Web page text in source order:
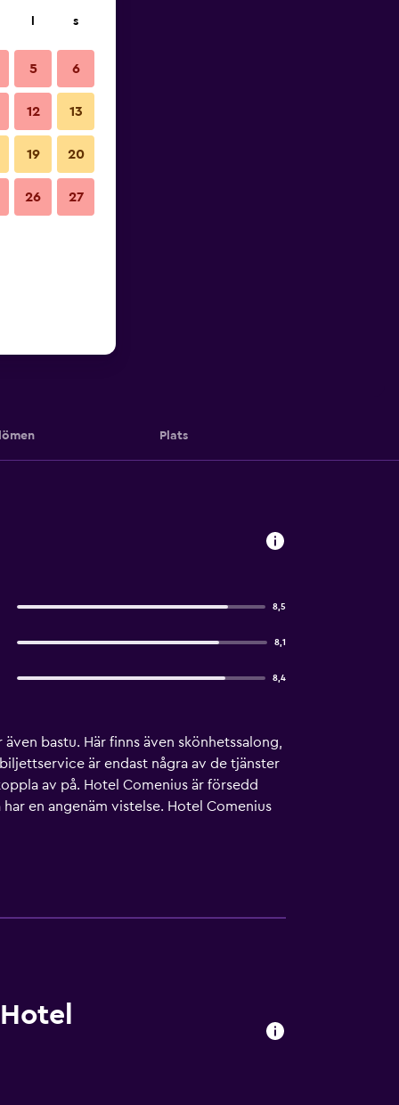
Plats
8,5
8,1
8,4
bastu. Här finns även skönhetssalong,
är endast några av de tjänster
av på. Hotel Comenius är försedd
en angenäm vistelse. Hotel Comenius
s
5 6
12 13
19 20
26 27